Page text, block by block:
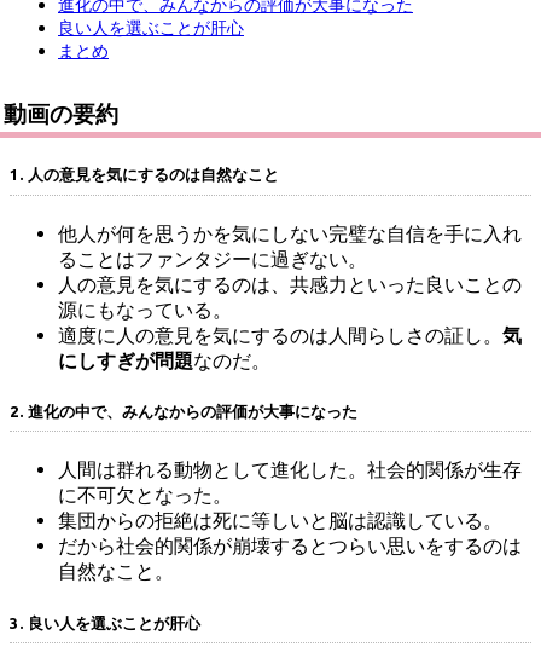
進化の中で、みんなからの評価が大事になった
良い人を選ぶことが肝心
まとめ
動画の要約
1. 人の意見を気にするのは自然なこと
他人が何を思うかを気にしない完璧な自信を手に入れ
ることはファンタジーに過ぎない。
人の意見を気にするのは、共感力といった良いことの
源にもなっている。
適度に人の意見を気にするのは人間らしさの証し。 気
にしすぎが問題なのだ。
2. 進化の中で、みんなからの評価が大事になった
人間は群れる動物として進化した。社会的関係が生存
に不可欠となった。
集団からの拒絶は死に等しいと脳は認識している。
だから社会的関係が崩壊するとつらい思いをするのは
自然なこと。
3. 良い人を選ぶことが肝心